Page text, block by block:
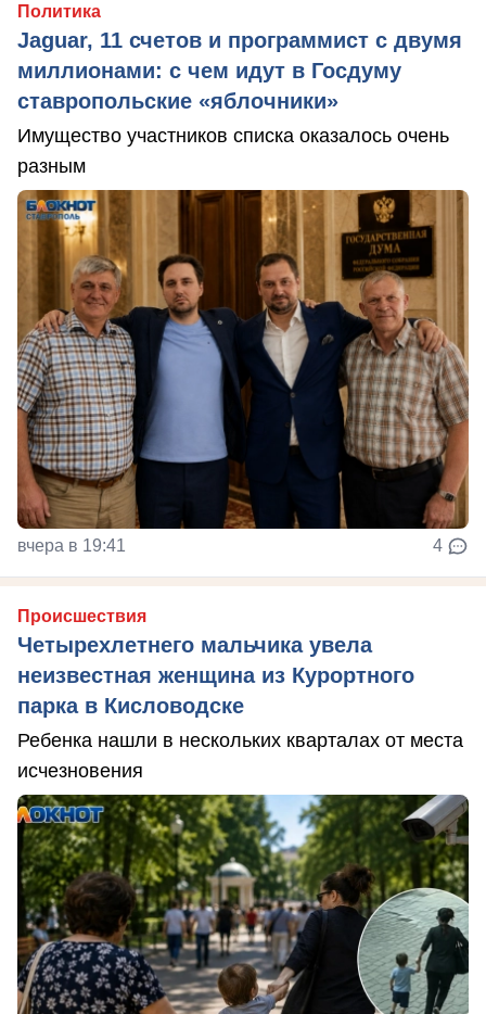
Политика
Jaguar, 11 счетов и программист с двумя
миллионами: с чем идут в Госдуму
ставропольские «яблочники»
Имущество участников списка оказалось очень
разным
вчера в 19:41 4
Происшествия
Четырехлетнего мальчика увела
неизвестная женщина из Курортного
парка в Кисловодске
Ребенка нашли в нескольких кварталах от места
исчезновения